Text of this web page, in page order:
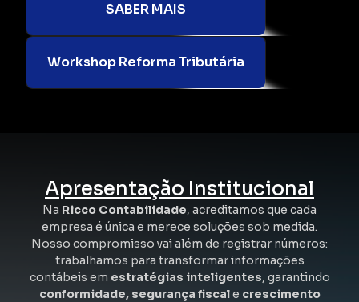
SABER MAIS
Workshop Reforma Tributária
Apresentação Institucional
Na Ricco Contabilidade, acreditamos que cada
empresa é única e merece soluções sob medida.
Nosso compromisso vai além de registrar números:
trabalhamos para transformar informações
contábeis em estratégias inteligentes, garantindo
conformidade, segurança fiscale crescimento